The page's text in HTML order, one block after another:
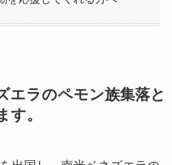
エラのペモン族集落と
す。